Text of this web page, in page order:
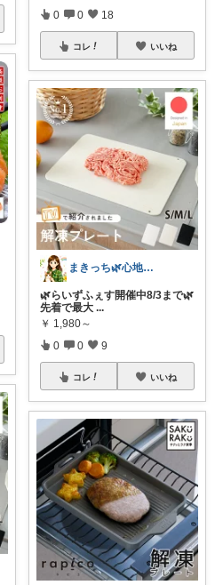
0 0 18
コレ いいね
まきっち🌿心地よい暮らし🌿
🌿らいずふぇす開催中8/3まで🌿
先着で最大 ...
￥ 1,980～
0 0 9
コレ いいね